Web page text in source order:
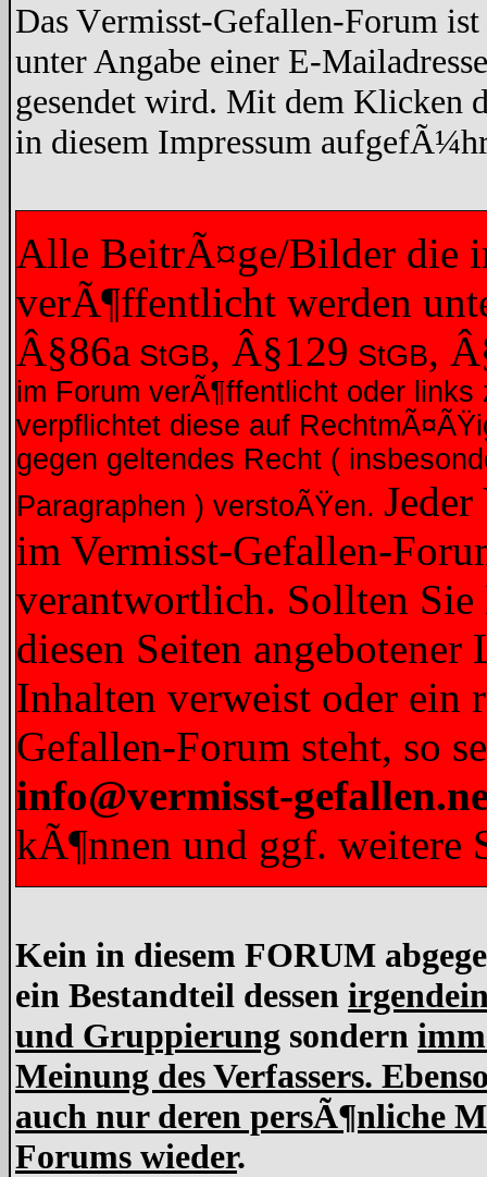
Das Vermisst-Gefallen-Forum
unter Angabe einer E-
gesendet wird. Mit dem Klicken
in diesem Impressum
Alle BeitrÃ¤ge/Bilder die
verÃ¶ffentlicht werden
Â§86a StGB, Â§129 StGB,
im Forum verÃ¶ffentlicht oder
verpflichtet diese auf
gegen geltendes Recht (
Paragraphen ) verstoÃŸen.
im Vermisst-Gefallen-
verantwortlich. Sollten Sie
diesen Seiten
Inhalten verweist oder ein
Gefallen-Forum steht, so
info@vermisst-
kÃ¶nnen und ggf. weitere
Kein in diesem FORUM
ein Bestandteil dessen
und Gruppierung sondern
Meinung des Verfassers.
auch nur deren persÃ¶nliche
Forums wieder.